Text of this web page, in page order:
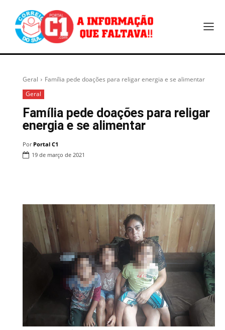
Geral
Família pede doações para religar energia e se alimentar
Geral
Família pede doações para religar
energia e se alimentar
Por Portal C1
19 de março de 2021